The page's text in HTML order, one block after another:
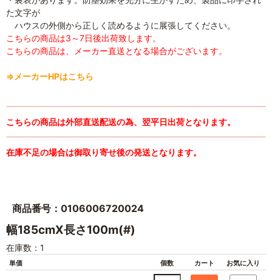
た文字が
ハウスの外側から正しく読めるように展張してください。
こちらの商品は3～7日後出荷致します。
こちらの商品は、メーカー直送となる場合がございます。
⇒メーカーHPはこちら
こちらの商品は外部直送配送の為、翌平日出荷となります。
在庫不足の場合は御取り寄せ後の発送となります。
商品番号：0106006720024
幅185cmX長さ100m(#)
在庫数：1
単価 個数 カート お気に入り